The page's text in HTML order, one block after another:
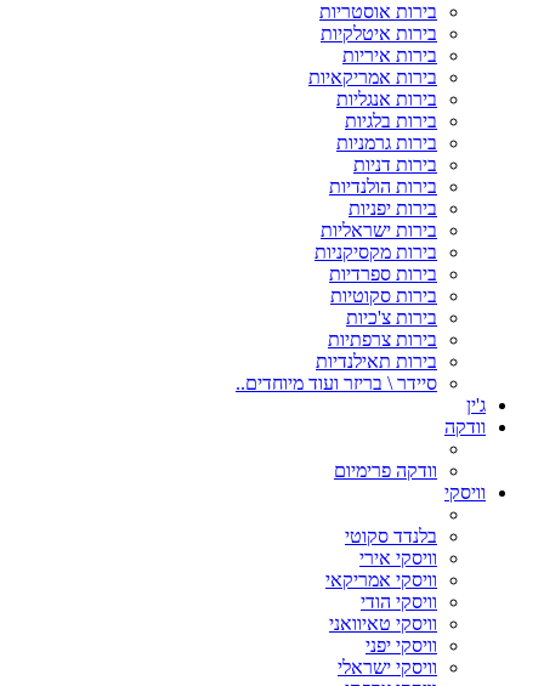
בירות אוסטריות
בירות איטלקיות
בירות איריות
בירות אמריקאיות
בירות אנגליות
בירות בלגיות
בירות גרמניות
בירות דניות
בירות הולנדיות
בירות יפניות
בירות ישראליות
בירות מקסיקניות
בירות ספרדיות
בירות סקוטיות
בירות צ'כיות
בירות צרפתיות
בירות תאילנדיות
סיידר \ בריזר ועוד מיוחדים..
ג'ין
וודקה
וודקה פרימיום
וויסקי
בלנדד סקוטי
וויסקי אירי
וויסקי אמריקאי
וויסקי הודי
וויסקי טאיוואני
וויסקי יפני
וויסקי ישראלי